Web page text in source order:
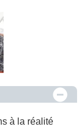
à la réalité